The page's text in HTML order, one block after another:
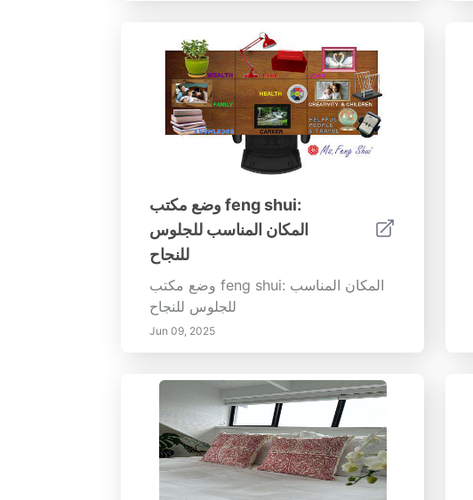
وضع مكتب feng shui:
المكان المناسب للجلوس
للنجاح
وضع مكتب feng shui: المكان المناسب
للجلوس للنجاح
Jun 09, 2025